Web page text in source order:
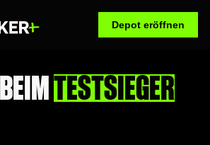
Depot eröffnen
TESTSIEGER